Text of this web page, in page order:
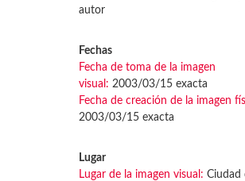
autor
Fechas
Fecha de toma de la imagen
visual: 2003/03/15 exacta
Fecha de creación de la imagen
2003/03/15 exacta
Lugar
Lugar de la imagen visual: Ciudad